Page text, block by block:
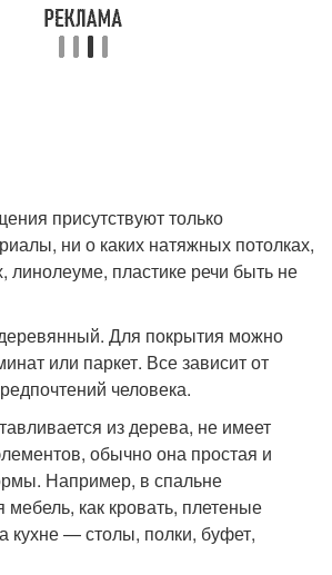
присутствуют только
ни о каких натяжных потолках,
линолеуме, пластике речи быть не
Для покрытия можно
или паркет. Все зависит от
человека.
из дерева, не имеет
обычно она простая и
Например, в спальне
мебель, как кровать, плетеные
кухне — столы, полки, буфет,